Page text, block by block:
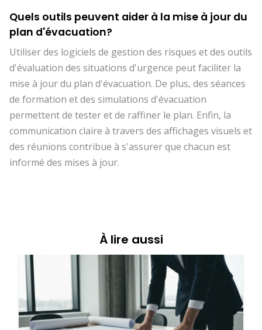
Quels outils peuvent aider à la mise à jour du
plan d'évacuation?
Utiliser des logiciels de gestion des risques et des outils
d'évaluation des situations d'urgence peut faciliter la
mise à jour du plan d'évacuation. De plus, des séances
de formation et des simulations d'évacuation
permettent de tester et de raffiner le plan. Enfin, la
communication claire à travers des affichages visuels et
des réunions contribue à s'assurer que chacun est
informé des mises à jour.
À lire aussi